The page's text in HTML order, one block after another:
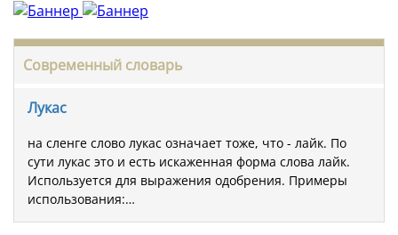
Современный словарь
Лукас
на сленге слово лукас означает тоже, что - лайк. По
сути лукас это и есть искаженная форма слова лайк.
Используется для выражения одобрения. Примеры
использования:…